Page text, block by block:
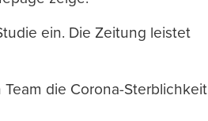
ein. Die Zeitung leistet
die Corona-Sterblichkeit